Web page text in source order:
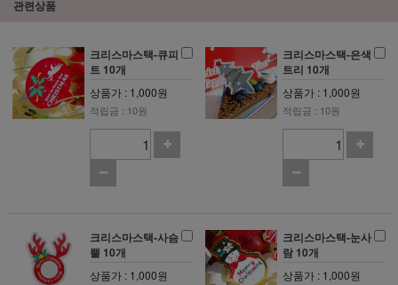
관련상품
크리스마스택-큐피
트 10개
상품가 : 1,000원
적립금 : 10원
크리스마스택-은색
트리 10개
상품가 : 1,000원
적립금 : 10원
크리스마스택-사슴
뿔 10개
상품가 : 1,000원
크리스마스택-눈사
람 10개
상품가 : 1,000원